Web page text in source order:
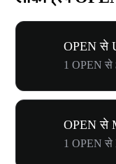
OPEN से
1 OPEN से
OPEN से
1 OPEN से